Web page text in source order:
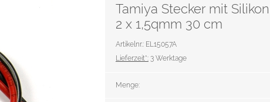
Tamiya Stecker mit
2 x 1,5qmm 30 cm
Artikelnr.: EL15057A
Lieferzeit*: 3 Werktage
Menge: